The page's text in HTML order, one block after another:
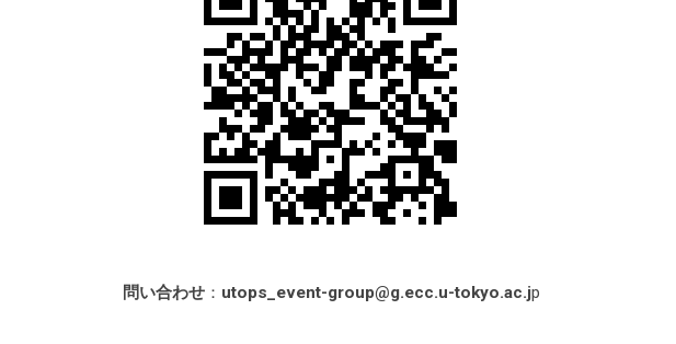
問い合わせ ： utops_event-group@g.ecc.u-tokyo.ac.jp